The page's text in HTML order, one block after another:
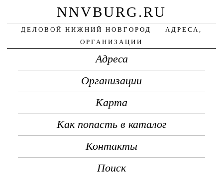
NNVBURG.RU
ДЕЛОВОЙ НИЖНИЙ НОВГОРОД — АДРЕСА,
ОРГАНИЗАЦИИ
Адреса
Организации
Карта
Как попасть в каталог
Контакты
Поиск